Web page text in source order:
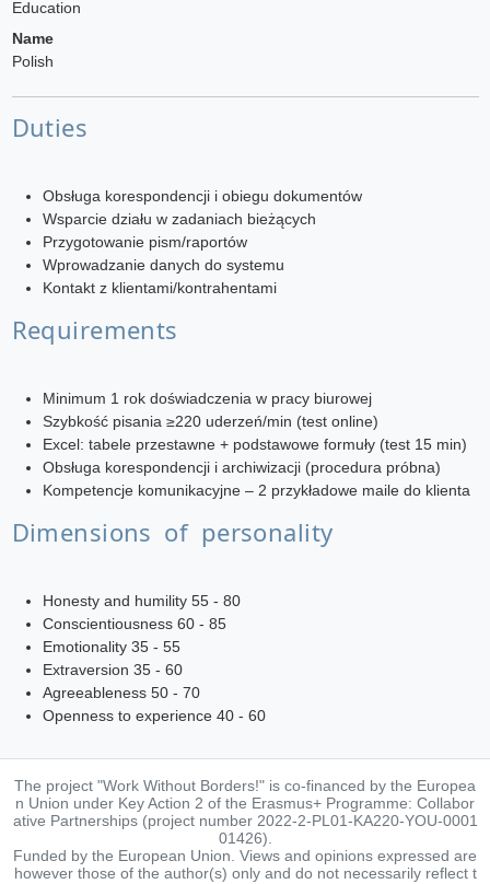
Education
Name
Polish
Duties
Obsługa korespondencji i obiegu dokumentów
Wsparcie działu w zadaniach bieżących
Przygotowanie pism/raportów
Wprowadzanie danych do systemu
Kontakt z klientami/kontrahentami
Requirements
Minimum 1 rok doświadczenia w pracy biurowej
Szybkość pisania ≥220 uderzeń/min (test online)
Excel: tabele przestawne + podstawowe formuły (test 15 min)
Obsługa korespondencji i archiwizacji (procedura próbna)
Kompetencje komunikacyjne – 2 przykładowe maile do klienta
Dimensions of personality
Honesty and humility 55 - 80
Conscientiousness 60 - 85
Emotionality 35 - 55
Extraversion 35 - 60
Agreeableness 50 - 70
Openness to experience 40 - 60
The project "Work Without Borders!" is co-financed by the Europea
n Union under Key Action 2 of the Erasmus+ Programme: Collabor
ative Partnerships (project number 2022-2-PL01-KA220-YOU-0001
01426).
Funded by the European Union. Views and opinions expressed are
however those of the author(s) only and do not necessarily reflect t